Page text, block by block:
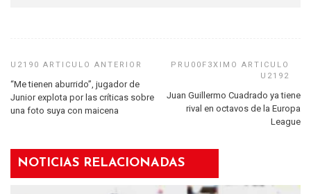
“Me tienen aburrido”, jugador de
Junior explota por las críticas sobre
una foto suya con maicena
Juan Guillermo Cuadrado ya tiene
rival en octavos de la Europa
League
NOTICIAS RELACIONADAS